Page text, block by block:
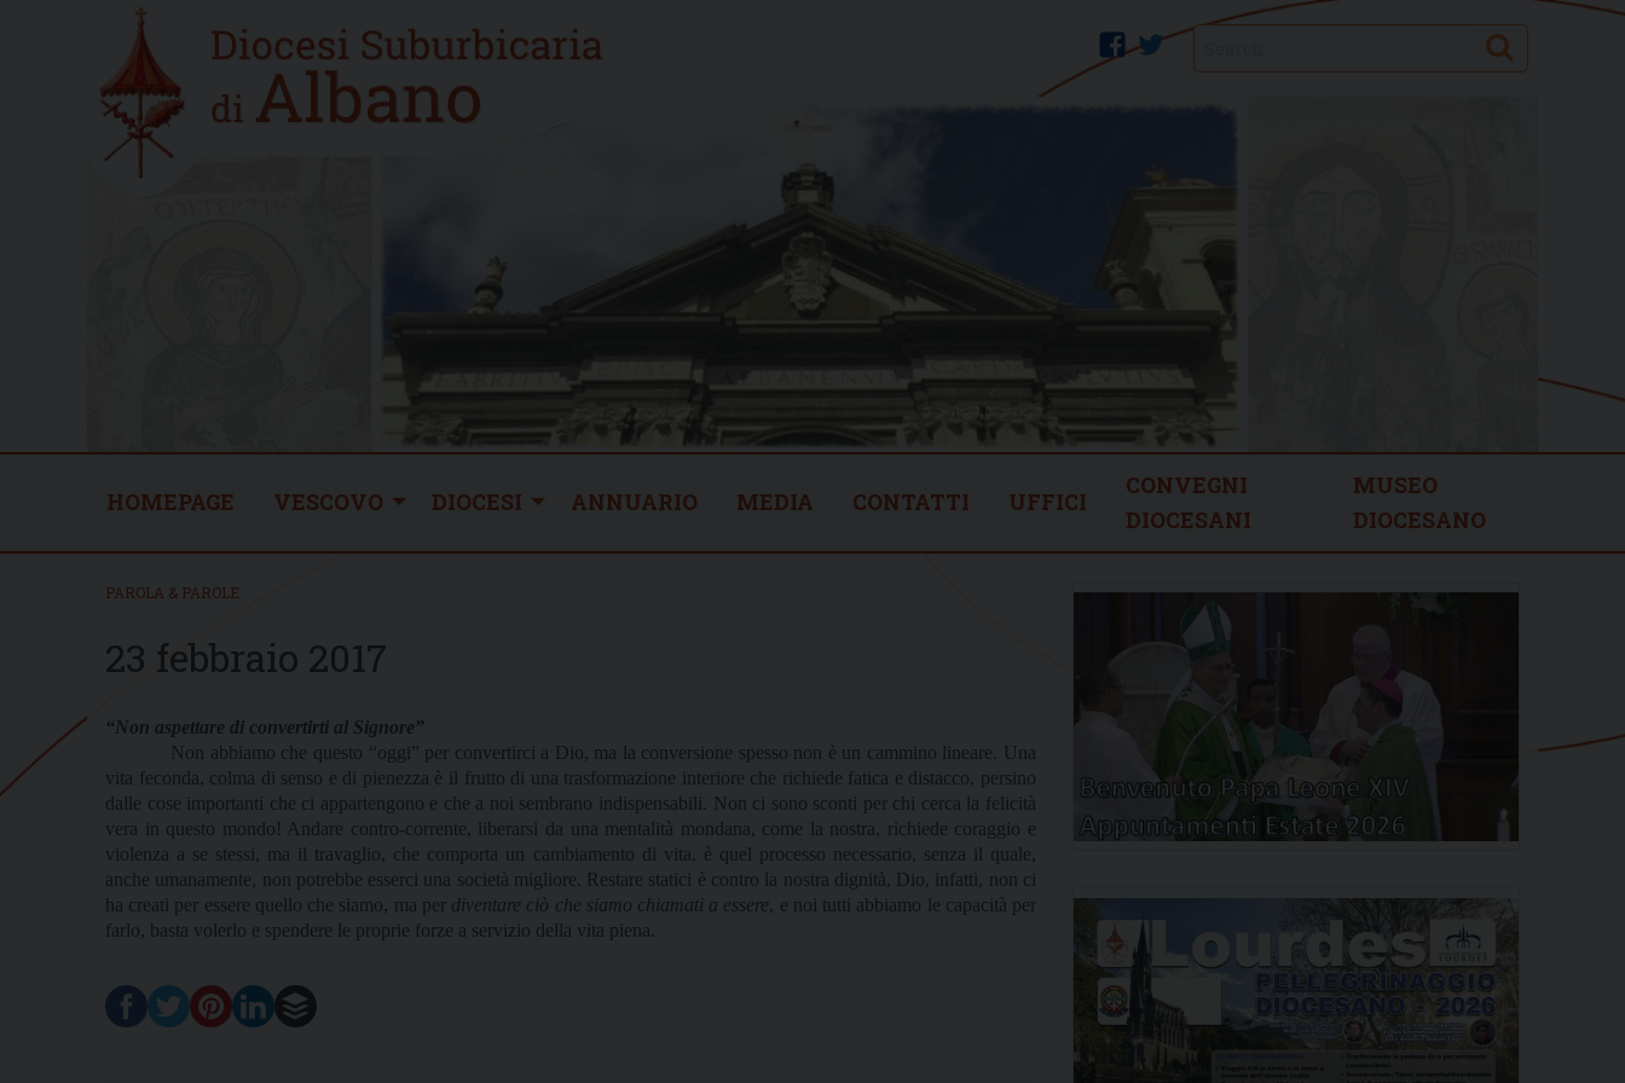
Home
new
twitter
facebook Search
HOMEPAGE VESCOVO DIOCESI ANNUARIO MEDIA CONTATTI UFFICI
CONVEGNI
DIOCESANI
MUSEO
DIOCESANO
PAROLA & PAROLE
23 febbraio 2017
“Non aspettare di convertirti al Signore”
Non abbiamo che questo “oggi” per convertirci a Dio, ma la conversione spesso non è un cammino lineare. Una
vita feconda, colma di senso e di pienezza è il frutto di una trasformazione interiore che richiede fatica e distacco, persino
dalle cose importanti che ci appartengono e che a noi sembrano indispensabili. Non ci sono sconti per chi cerca la felicità
vera in questo mondo! Andare contro-corrente, liberarsi da una mentalità mondana, come la nostra, richiede coraggio e
violenza a se stessi, ma il travaglio, che comporta un cambiamento di vita, è quel processo necessario, senza il quale,
anche umanamente, non potrebbe esserci una società migliore. Restare statici è contro la nostra dignità, Dio, infatti, non ci
ha creati per essere quello che siamo, ma per diventare ciò che siamo chiamati a essere, e noi tutti abbiamo le capacità per
farlo, basta volerlo e spendere le proprie forze a servizio della vita piena.